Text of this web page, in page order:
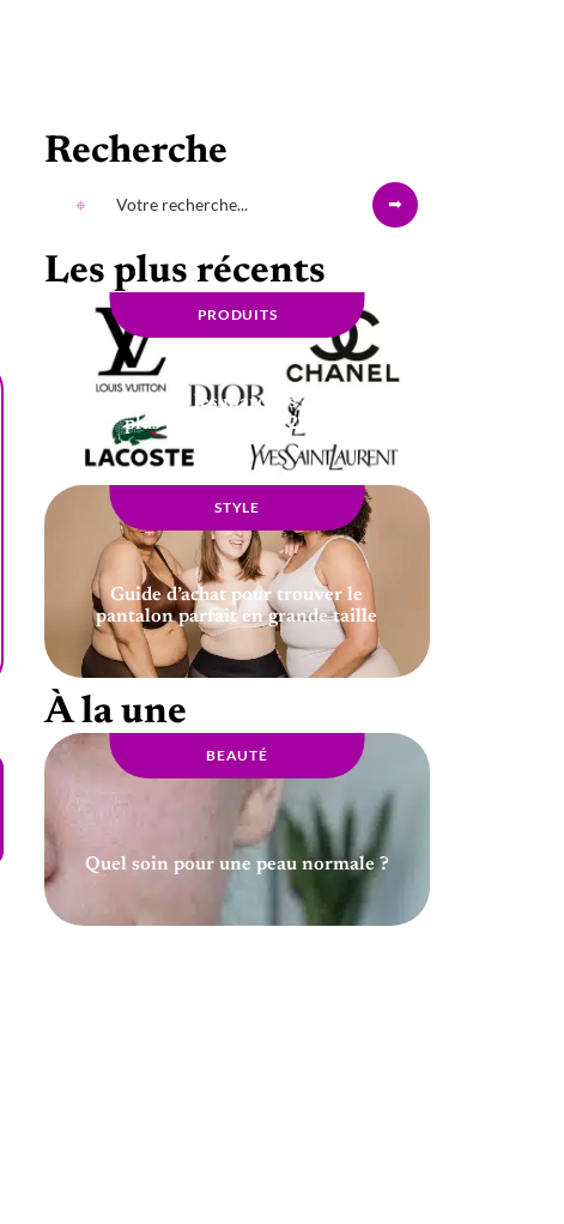
Recherche
Les plus récents
PRODUITS
Quelles sont les marques de luxe les
plus populaires en 2021 ?
STYLE
Guide d’achat pour trouver le
pantalon parfait en grande taille
À la une
BEAUTÉ
Quel soin pour une peau normale ?